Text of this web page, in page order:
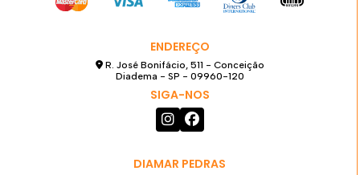
ENDEREÇO
R. José Bonifácio, 511 - Conceição
Diadema - SP - 09960-120
SIGA-NOS
DIAMAR PEDRAS